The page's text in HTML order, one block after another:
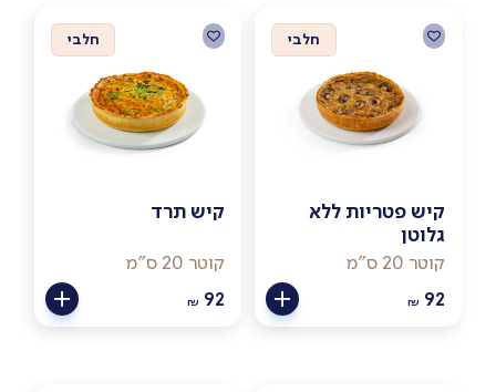
חלבי
קיש פטריות ללא
גלוטן
קוטר 20 ס"מ
₪ 92
חלבי
קיש תרד
קוטר 20 ס"מ
₪ 92